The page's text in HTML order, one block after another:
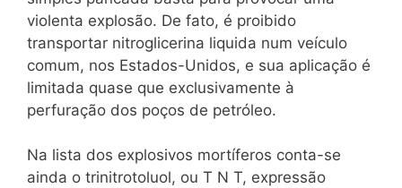
violenta explosão. De fato, é proibido
transportar nitroglicerina liquida num veículo
comum, nos Estados-Unidos, e sua aplicação é
limitada quase que exclusivamente à
perfuração dos poços de petróleo.
Na lista dos explosivos mortíferos conta-se
ainda o trinitrotoluol, ou T N T, expressão